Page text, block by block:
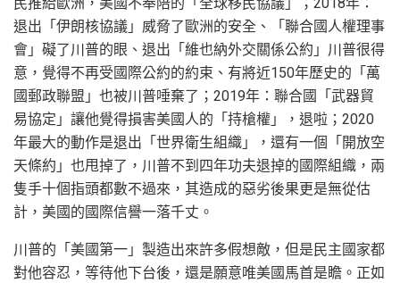
民推給歐洲，美國不奉陪的「全球移民協議」；2018年：
退出「伊朗核協議」威脅了歐洲的安全、「聯合國人權理事
會」礙了川普的眼、退出「維也納外交關係公約」川普很得
意，覺得不再受國際公約的約束、有將近150年歷史的「萬
國郵政聯盟」也被川普唾棄了；2019年：聯合國「武器貿
易協定」讓他覺得損害美國人的「持槍權」，退啦；2020
年最大的動作是退出「世界衛生組織」，還有一個「開放空
天條約」也甩掉了，川普不到四年功夫退掉的國際組織，兩
隻手十個指頭都數不過來，其造成的惡劣後果更是無從估
計，美國的國際信譽一落千丈。
川普的「美國第一」製造出來許多假想敵，但是民主國家都
對他容忍，等待他下台後，還是願意唯美國馬首是瞻。正如